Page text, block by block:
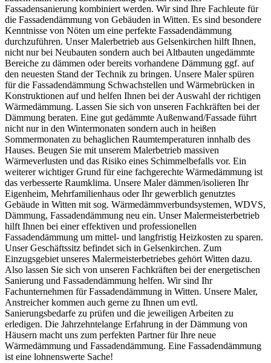
Fassadensanierung kombiniert werden. Wir sind Ihre Fachleute für
die Fassadendämmung von Gebäuden in Witten. Es sind besondere
Kenntnisse von Nöten um eine perfekte Fassadendämmung
durchzuführen. Unser Malerbetrieb aus Gelsenkirchen hilft Ihnen,
nicht nur bei Neubauten sondern auch bei Altbauten ungedämmte
Bereiche zu dämmen oder bereits vorhandene Dämmung ggf. auf
den neuesten Stand der Technik zu bringen. Unsere Maler spüren
für die Fassadendämmung Schwachstellen und Wärmebrücken in
Konstruktionen auf und helfen Ihnen bei der Auswahl der richtigen
Wärmedämmung. Lassen Sie sich von unseren Fachkräften bei der
Dämmung beraten. Eine gut gedämmte Außenwand/Fassade führt
nicht nur in den Wintermonaten sondern auch in heißen
Sommermonaten zu behaglichen Raumtemperaturen innhalb des
Hauses. Beugen Sie mit unserem Malerbetrieb massiven
Wärmeverlusten und das Risiko eines Schimmelbefalls vor. Ein
weiterer wichtiger Grund für eine fachgerechte Wärmedämmung ist
das verbesserte Raumklima. Unsere Maler dämmen/isolieren Ihr
Eigenheim, Mehrfamilienhaus oder Ihr gewerblich genutztes
Gebäude in Witten mit sog. Wärmedämmverbundsystemen, WDVS,
Dämmung, Fassadendämmung neu ein. Unser Malermeisterbetrieb
hilft Ihnen bei einer effektiven und professionellen
Fassadendämmung um mittel- und langfristig Heizkosten zu sparen.
Unser Geschäftssitz befindet sich in Gelsenkirchen. Zum
Einzugsgebiet unseres Malermeisterbetriebes gehört Witten dazu.
Also lassen Sie sich von unseren Fachkräften bei der energetischen
Sanierung und Fassadendämmung helfen. Wir sind Ihr
Fachunternehmen für Fassadendämmung in Witten. Unsere Maler,
Anstreicher kommen auch gerne zu Ihnen um evtl.
Sanierungsbedarfe zu prüfen und die jeweiligen Arbeiten zu
erledigen. Die Jahrzehntelange Erfahrung in der Dämmung von
Häusern macht uns zum perfekten Partner für Ihre neue
Wärmedämmung und Fassadendämmung. Eine Fassadendämmung
ist eine lohnenswerte Sache!